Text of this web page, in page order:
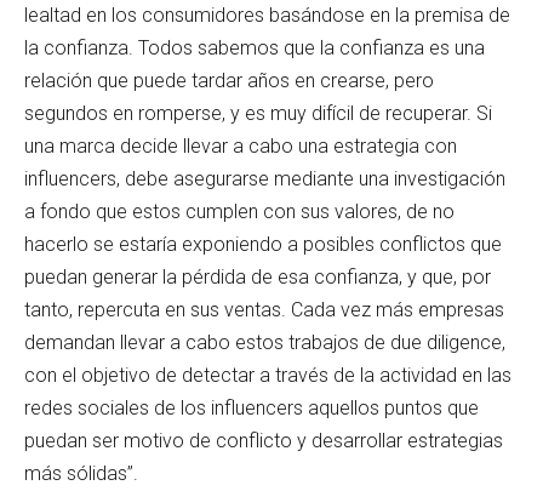
lealtad en los consumidores basándose en la premisa de
la confianza. Todos sabemos que la confianza es una
relación que puede tardar años en crearse, pero
segundos en romperse, y es muy difícil de recuperar. Si
una marca decide llevar a cabo una estrategia con
influencers, debe asegurarse mediante una investigación
a fondo que estos cumplen con sus valores, de no
hacerlo se estaría exponiendo a posibles conflictos que
puedan generar la pérdida de esa confianza, y que, por
tanto, repercuta en sus ventas. Cada vez más empresas
demandan llevar a cabo estos trabajos de due diligence,
con el objetivo de detectar a través de la actividad en las
redes sociales de los influencers aquellos puntos que
puedan ser motivo de conflicto y desarrollar estrategias
más sólidas”.